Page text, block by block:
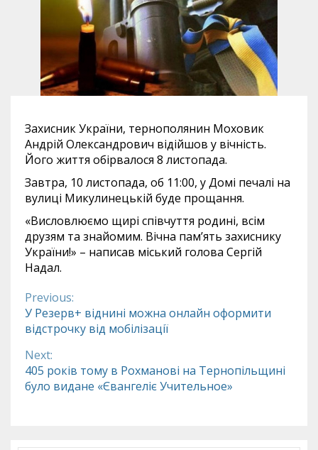
Захисник України, тернополянин Моховик
Андрій Олександрович відійшов у вічність.
Його життя обірвалося 8 листопада.
Завтра, 10 листопада, об 11:00, у Домі печалі на
вулиці Микулинецькій буде прощання.
«Висловлюємо щирі співчуття родині, всім
друзям та знайомим. Вічна пам’ять захиснику
України!» – написав міський голова Сергій
Надал.
Continue
Reading
Previous:
У Резерв+ віднині можна онлайн оформити
відстрочку від мобілізації
Next:
405 років тому в Рохманові на Тернопільщині
було видане «Євангеліє Учительное»